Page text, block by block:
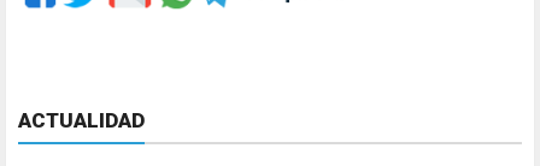
ACTUALIDAD